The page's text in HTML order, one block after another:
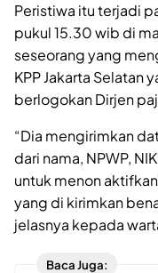
Peristiwa itu terjadi
pukul 15.30 wib di
seseorang yang
KPP Jakarta Selatan
berlogokan Dirjen
“Dia mengirimkan
dari nama, NPWP,
untuk menon
yang di kirimkan
jelasnya kepada
Baca Juga: